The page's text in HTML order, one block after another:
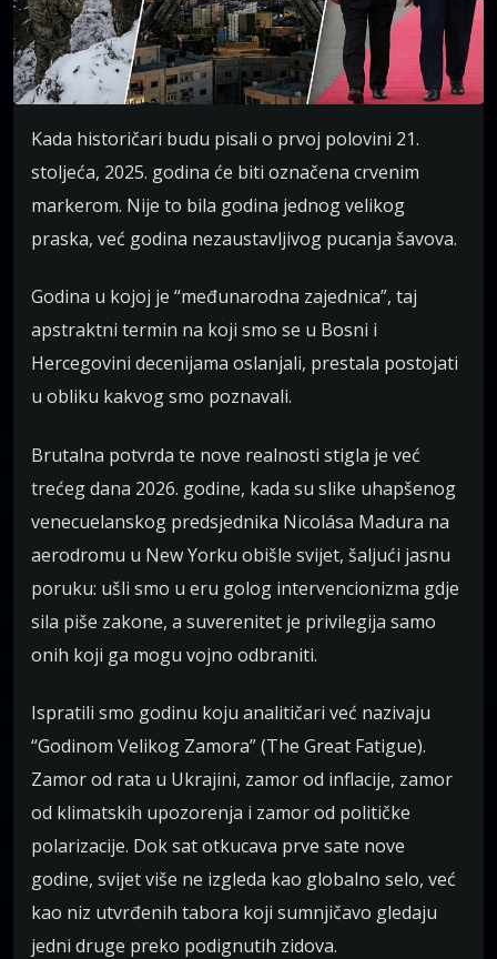
Kada historičari budu pisali o prvoj polovini 21.
stoljeća, 2025. godina će biti označena crvenim
markerom. Nije to bila godina jednog velikog
praska, već godina nezaustavljivog pucanja šavova.
Godina u kojoj je “međunarodna zajednica”, taj
apstraktni termin na koji smo se u Bosni i
Hercegovini decenijama oslanjali, prestala postojati
u obliku kakvog smo poznavali.
Brutalna potvrda te nove realnosti stigla je već
trećeg dana 2026. godine, kada su slike uhapšenog
venecuelanskog predsjednika Nicolása Madura na
aerodromu u New Yorku obišle svijet, šaljući jasnu
poruku: ušli smo u eru golog intervencionizma gdje
sila piše zakone, a suverenitet je privilegija samo
onih koji ga mogu vojno odbraniti.
Ispratili smo godinu koju analitičari već nazivaju
“Godinom Velikog Zamora” (The Great Fatigue).
Zamor od rata u Ukrajini, zamor od inflacije, zamor
od klimatskih upozorenja i zamor od političke
polarizacije. Dok sat otkucava prve sate nove
godine, svijet više ne izgleda kao globalno selo, već
kao niz utvrđenih tabora koji sumnjičavo gledaju
jedni druge preko podignutih zidova.